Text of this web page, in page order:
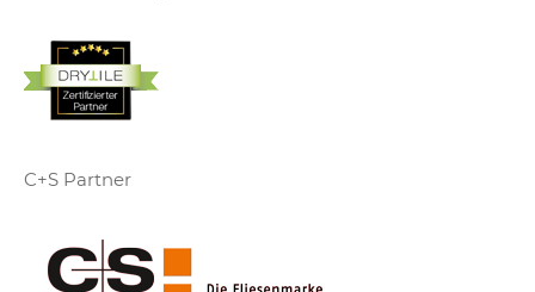
C+S Partner